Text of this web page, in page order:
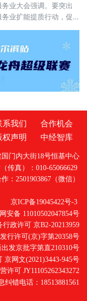
业大会强调。要突出
业扩能提质行动，促
进文、旅、体等创新
化、多样化、高品质
系我们
合作机会
权声明 中经智库
门内大街18号恒基中心
传真）：010-65066629
：2501903867（微信）
京ICP备19045422号-3
安备 11010502047854号
政许可 京B2-20213959
行许可(京)字第20358号
发京批字第直210310号
京网文(2021)3443-945号
许可 JY11105262343272
纠错电话：18513881561